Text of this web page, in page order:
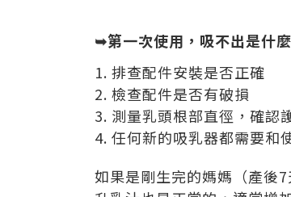
➥第一次使用，吸不出是什
1. 排查配件安裝是否正確
2. 檢查配件是否有破損
3. 測量乳頭根部直徑，確認
4. 任何新的吸乳器都需要和
如果是剛生完的媽媽（產後